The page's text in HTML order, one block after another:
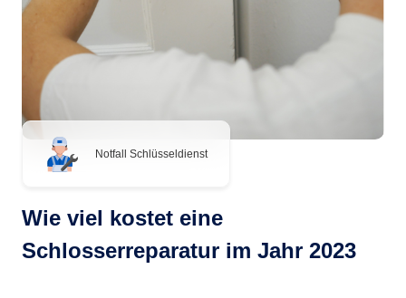
Notfall Schlüsseldienst
Wie viel kostet eine
Schlosserreparatur im Jahr 2023